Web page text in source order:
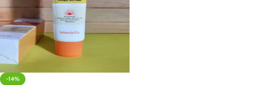
-14%